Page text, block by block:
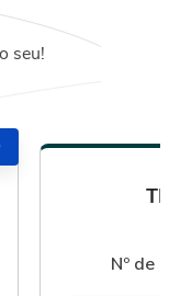
seu!
Nº de